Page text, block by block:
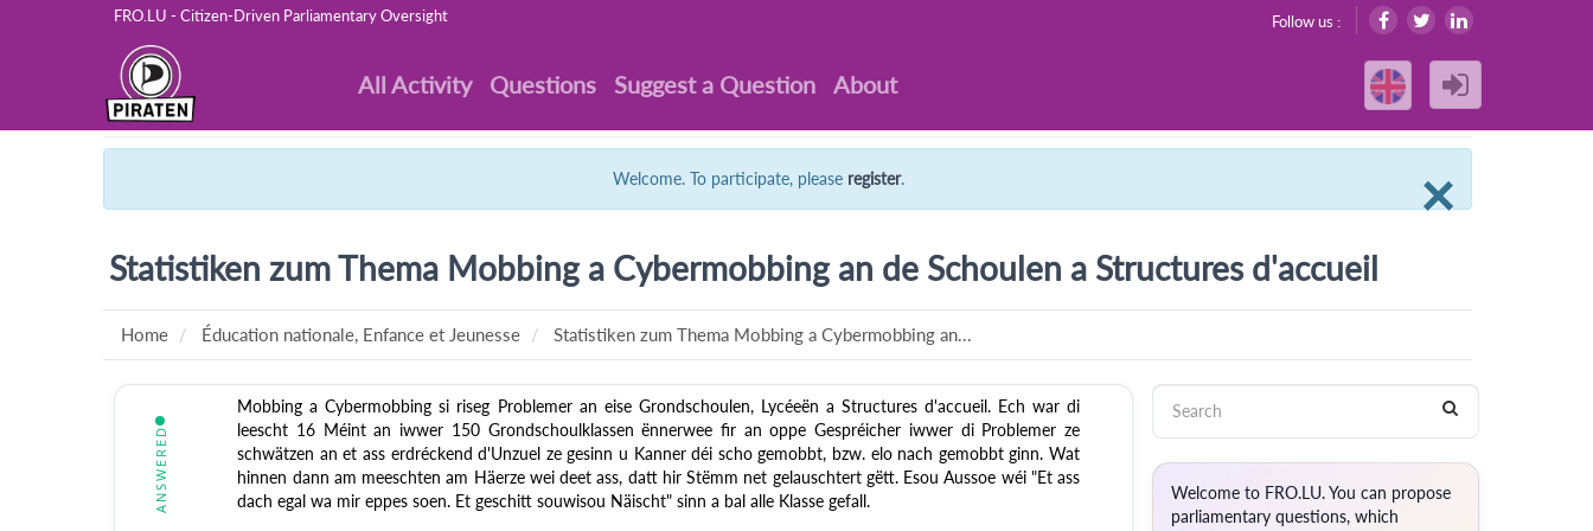
FRO.LU - Citizen-Driven Parliamentary Oversight Follow us :
All Activity Questions Suggest a Question About
×
Welcome. To participate, please register.
Statistiken zum Thema Mobbing a Cybermobbing an de Schoulen a Structures d'accueil
Home Éducation nationale, Enfance et Jeunesse Statistiken zum Thema Mobbing a Cybermobbing an...
ANSWERED
Mobbing a Cybermobbing si riseg Problemer an eise Grondschoulen, Lycéeën a Structures d'accueil. Ech war di
leescht 16 Méint an iwwer 150 Grondschoulklassen ënnerwee fir an oppe Gespréicher iwwer di Problemer ze
schwätzen an et ass erdréckend d'Unzuel ze gesinn u Kanner déi scho gemobbt, bzw. elo nach gemobbt ginn. Wat
hinnen dann am meeschten am Häerze wei deet ass, datt hir Stëmm net gelauschtert gëtt. Esou Aussoe wéi "Et ass
dach egal wa mir eppes soen. Et geschitt souwisou Näischt" sinn a bal alle Klasse gefall.
Welcome to FRO.LU. You can propose
parliamentary questions, which